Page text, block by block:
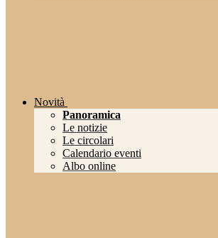
Novità
Panoramica
Le notizie
Le circolari
Calendario eventi
Albo online